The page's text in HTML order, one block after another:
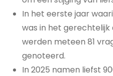
In het eerste jaar
was in het
werden meteen 81
genoteerd.
In 2025 namen liefst